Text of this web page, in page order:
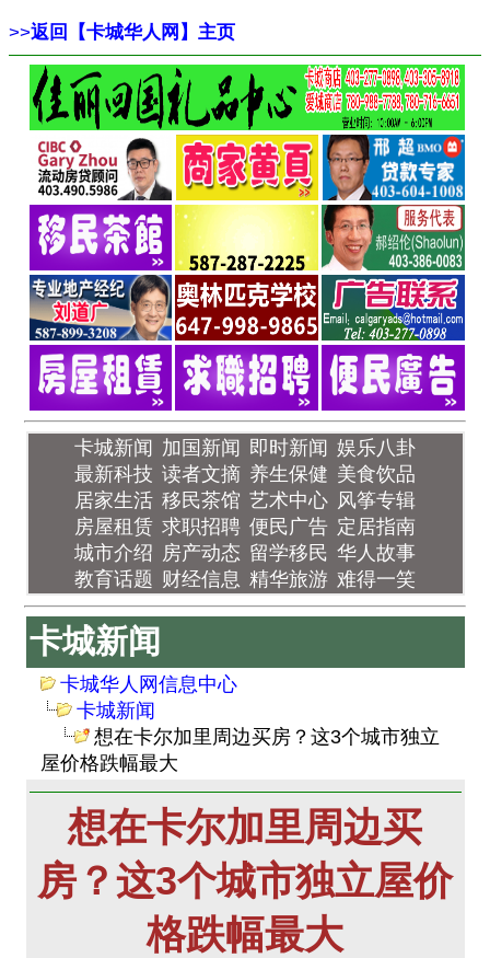
>>返回【卡城华人网】主页
卡城新闻 加国新闻 即时新闻 娱乐八卦
最新科技 读者文摘 养生保健 美食饮品
居家生活 移民茶馆 艺术中心 风筝专辑
房屋租赁 求职招聘 便民广告 定居指南
城市介绍 房产动态 留学移民 华人故事
教育话题 财经信息 精华旅游 难得一笑
卡城新闻
卡城华人网信息中心
卡城新闻
想在卡尔加里周边买房？这3个城市独立
屋价格跌幅最大
想在卡尔加里周边买
房？这3个城市独立屋价
格跌幅最大